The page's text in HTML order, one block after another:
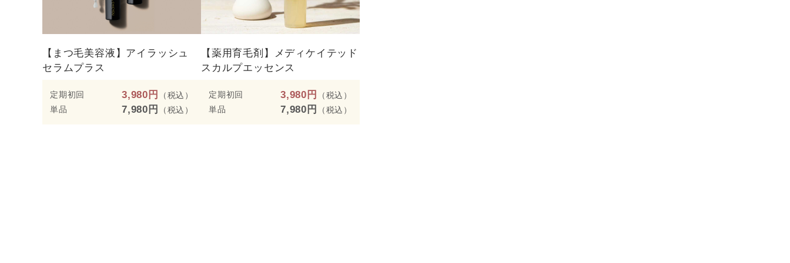
【まつ毛美容液】アイラッシュ
セラムプラス
定期初回 3,980円
（税込）
単品
7,980円 （税込）
【薬用育毛剤】メディケイテッド
スカルプエッセンス
定期初回 3,980円
（税込）
単品
7,980円 （税込）